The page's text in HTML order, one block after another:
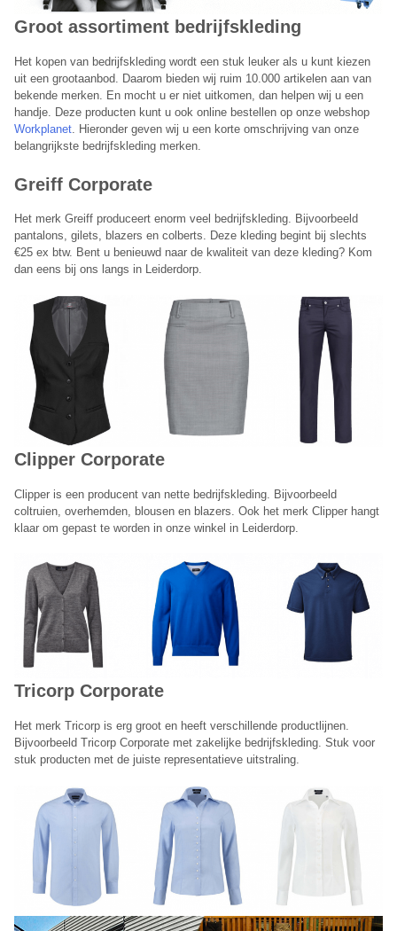
Groot assortiment bedrijfskleding
​Het kopen van bedrijfskleding wordt een stuk leuker als u kunt kiezen
uit een grootaanbod. Daarom bieden wij ruim 10.000 artikelen aan van
bekende merken. En mocht u er niet uitkomen, dan helpen wij u een
handje. Deze producten kunt u ook online bestellen op onze webshop
Workplanet. Hieronder geven wij u een korte omschrijving van onze
belangrijkste bedrijfskleding merken.
Greiff Corporate
Het merk Greiff produceert enorm veel bedrijfskleding. Bijvoorbeeld
pantalons, gilets, blazers en colberts. Deze kleding begint bij slechts
€25 ex btw. Bent u benieuwd naar de kwaliteit van deze kleding? Kom
dan eens bij ons langs in Leiderdorp.
Clipper Corporate
Clipper is een producent van nette bedrijfskleding. Bijvoorbeeld
coltruien, overhemden, blousen en blazers. Ook het merk Clipper hangt
klaar om gepast te worden in onze winkel in Leiderdorp.
Tricorp Corporate
Het merk Tricorp is erg groot en heeft verschillende productlijnen.
Bijvoorbeeld Tricorp Corporate met zakelijke bedrijfskleding. Stuk voor
stuk producten met de juiste representatieve uitstraling.
Planet Group belt je terug
Laat hieronder je telefoonnummer achter en je wordt direct
teruggebeld door een van onze medewerkers.
Telefoonnummer:
Onze terugbelservice is beschikbaar van maandag t/m vrijdag
tussen 09:00 – 17:00 uur.
Annuleren